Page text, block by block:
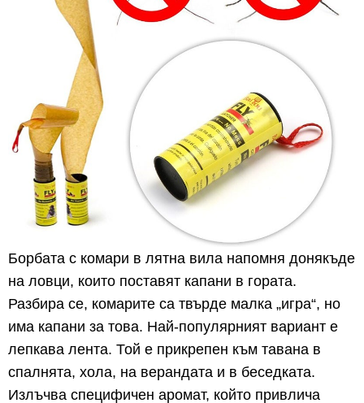
Борбата с комари в лятна вила напомня донякъде
на ловци, които поставят капани в гората.
Разбира се, комарите са твърде малка „игра“, но
има капани за това. Най-популярният вариант е
лепкава лента. Той е прикрепен към тавана в
спалнята, хола, на верандата и в беседката.
Излъчва специфичен аромат, който привлича